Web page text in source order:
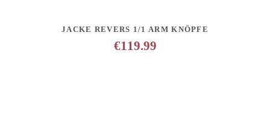
DETAILS ANFRAGE HINZUFÜGEN
JACKE REVERS 1/1 ARM KNÖPFE
€119.99